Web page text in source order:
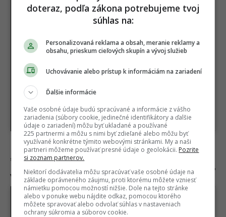
Sounds like a good time to me…#marriedkamasutra
A post shared byBeth Macdonald(@babymacbeth) on Sep 14, 2016 at 4:05am PDT
„Keď muž vypustí pred ženou svoje
plyny bez akéhokoľvek ospravedlnenia,
volá sa to „posúvanie štandardov.“
doteraz, podľa zákona potrebujeme tvoj
súhlas na:
Personalizovaná reklama a obsah, meranie reklamy a
obsahu, prieskum cieľových skupín a vývoj služieb
Uchovávanie alebo prístup k informáciám na zariadení
Ďalšie informácie
Vaše osobné údaje budú spracúvané a informácie z vášho
zariadenia (súbory cookie, jedinečné identifikátory a ďalšie
údaje o zariadení) môžu byť ukladané a používané
225 partnermi a môžu s nimi byť zdieľané alebo môžu byť
využívané konkrétne týmito webovými stránkami. My a naši
partneri môžeme používať presné údaje o geolokácii. Pozrite
si zoznam partnerov.
Niektorí dodávatelia môžu spracúvať vaše osobné údaje na
základe oprávneného záujmu, proti ktorému môžete vzniesť
námietku pomocou možností nižšie. Dole na tejto stránke
alebo v ponuke webu nájdite odkaz, pomocou ktorého
môžete spravovať alebo odvolať súhlas v nastaveniach
ochrany súkromia a súborov cookie.